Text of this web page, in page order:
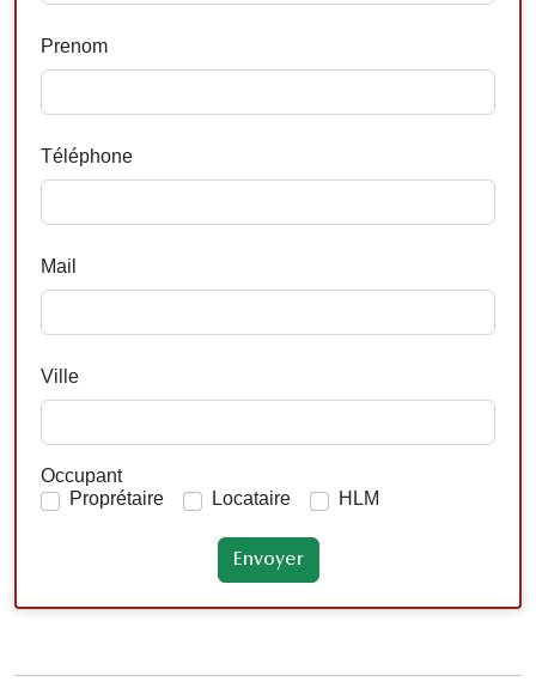
Prenom
Téléphone
Mail
Ville
Occupant
Proprétaire
Locataire HLM